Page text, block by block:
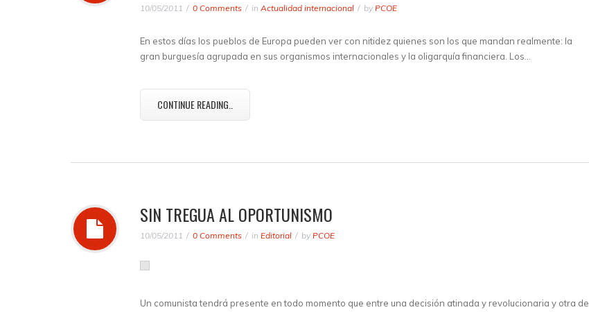
10/05/2011 0 Comments in Actualidad internacional by PCOE
En estos días los pueblos de Europa pueden ver con nitidez quienes son los que mandan realmente: la
gran burguesía agrupada en sus organismos internacionales y la oligarquía financiera. Los…
CONTINUE READING..
SIN TREGUA AL OPORTUNISMO
10/05/2011 0 Comments in Editorial by PCOE
Un comunista tendrá presente en todo momento que entre una decisión atinada y revolucionaria y otra de